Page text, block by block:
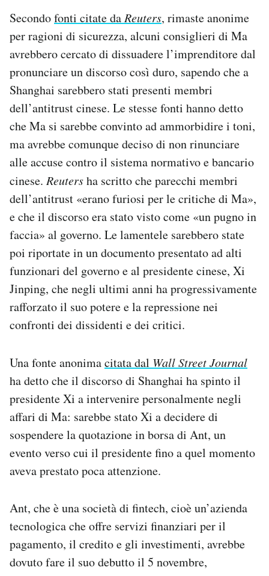
Secondofonti citate da Reuters, rimaste anonime
per ragioni di sicurezza, alcuni consiglieri di Ma
avrebbero cercato di dissuadere l’imprenditore dal
pronunciare un discorso così duro, sapendo che a
Shanghai sarebbero stati presenti membri
dell’antitrust cinese. Le stesse fonti hanno detto
che Ma si sarebbe convinto ad ammorbidire i toni,
ma avrebbe comunque deciso di non rinunciare
alle accuse contro il sistema normativo e bancario
cinese. Reutersha scritto che parecchi membri
dell’antitrust «erano furiosi per le critiche di Ma»,
e che il discorso era stato visto come «un pugno in
faccia» al governo. Le lamentele sarebbero state
poi riportate in un documento presentato ad alti
funzionari del governo e al presidente cinese, Xi
Jinping, che negli ultimi anni ha progressivamente
rafforzato il suo potere e la repressione nei
confronti dei dissidenti e dei critici.
Una fonte anonimacitata dal Wall Street Journal
ha detto che il discorso di Shanghai ha spinto il
presidente Xi a intervenire personalmente negli
affari di Ma: sarebbe stato Xi a decidere di
sospendere la quotazione in borsa di Ant, un
evento verso cui il presidente fino a quel momento
aveva prestato poca attenzione.
Ant, che è una società di fintech, cioè un’azienda
tecnologica che offre servizi finanziari per il
pagamento, il credito e gli investimenti, avrebbe
dovuto fare il suo debutto il 5 novembre,